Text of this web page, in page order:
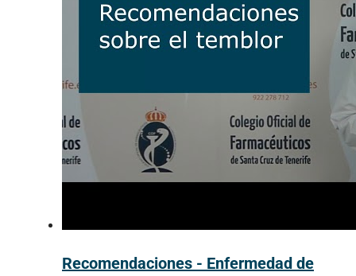
Recomendaciones - Enfermedad de